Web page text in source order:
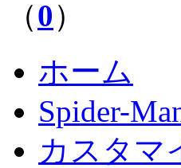
（0）
ホーム
Spider-
カスタマ